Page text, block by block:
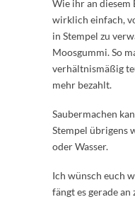
Wie ihr an diesem
wirklich einfach,
in Stempel zu
Moosgummi. So
verhältnismäßig
mehr bezahlt.
Saubermachen
Stempel übrigens
oder Wasser.
Ich wünsch euch
fängt es gerade an